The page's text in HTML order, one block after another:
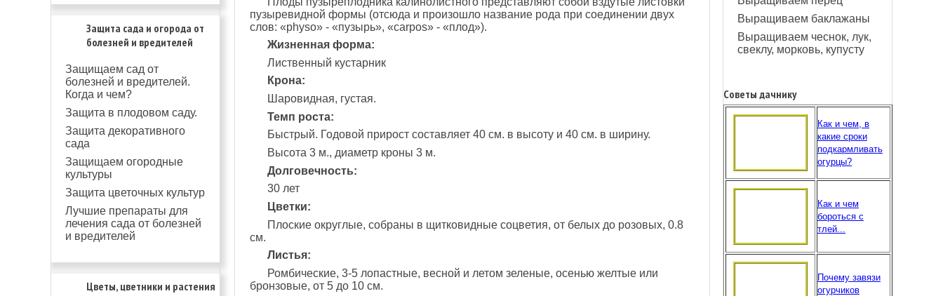
Защита сада и огорода от
болезней и вредителей
Защищаем сад от
болезней и вредителей.
Когда и чем?
Защита в плодовом саду.
Защита декоративного
сада
Защищаем огородные
культуры
Защита цветочных культур
Лучшие препараты для
лечения сада от болезней
и вредителей
Цветы, цветники и растения
пузыревидной формы (отсюда и произошло название рода при соединении двух
слов: «physo» - «пузырь», «carpos» - «плод»).
Жизненная форма:
Лиственный кустарник
Крона:
Шаровидная, густая.
Темп роста:
Быстрый. Годовой прирост составляет 40 см. в высоту и 40 см. в ширину.
Высота 3 м., диаметр кроны 3 м.
Долговечность:
30 лет
Цветки:
Плоские округлые, собраны в щитковидные соцветия, от белых до розовых, 0.8
см.
Листья:
Ромбические, 3-5 лопастные, весной и летом зеленые, осенью желтые или
бронзовые, от 5 до 10 см.
Выращиваем баклажаны
Выращиваем чеснок, лук,
свеклу, морковь, купусту
Советы дачнику
Как и чем, в
какие сроки
подкармливать
огурцы?
Как и чем
бороться с
тлей...
Почему завязи
огурчиков